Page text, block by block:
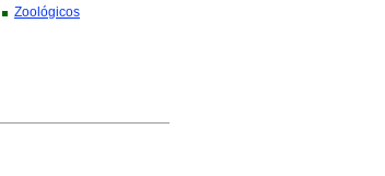
Zoológicos